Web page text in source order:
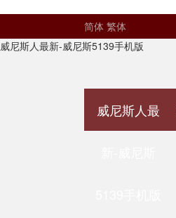
简体 繁体
威尼斯人最新-威尼斯5139手机版
威尼斯人最